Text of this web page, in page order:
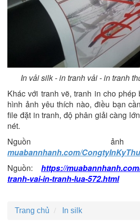
In vải silk - in tranh vải - in tranh
Khác với tranh vẽ, tranh in cho
hình ảnh yêu thích nào, điều bạn
file đặt in tranh, độ phân giải càng
nét.
Nguồn
muabannhanh.com/
Nguồn: https://
tranh-vai-in-tranh-lua-572.html
Trang chủ
In silk